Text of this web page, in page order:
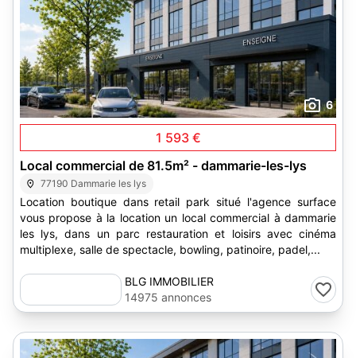
6
1 593 €
Local commercial de 81.5m² - dammarie-les-lys
77190 Dammarie les lys
Location boutique dans retail park situé l'agence surface
vous propose à la location un local commercial à dammarie
les lys, dans un parc restauration et loisirs avec cinéma
multiplexe, salle de spectacle, bowling, patinoire, padel,...
BLG IMMOBILIER
14975 annonces